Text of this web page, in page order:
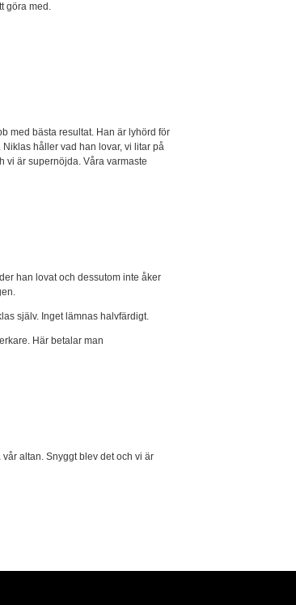
göra med.
med bästa resultat. Han är lyhörd för
håller vad han lovar, vi litar på
vi är supernöjda. Våra varmaste
han lovat och dessutom inte åker
själv. Inget lämnas halvfärdigt.
Här betalar man
altan. Snyggt blev det och vi är